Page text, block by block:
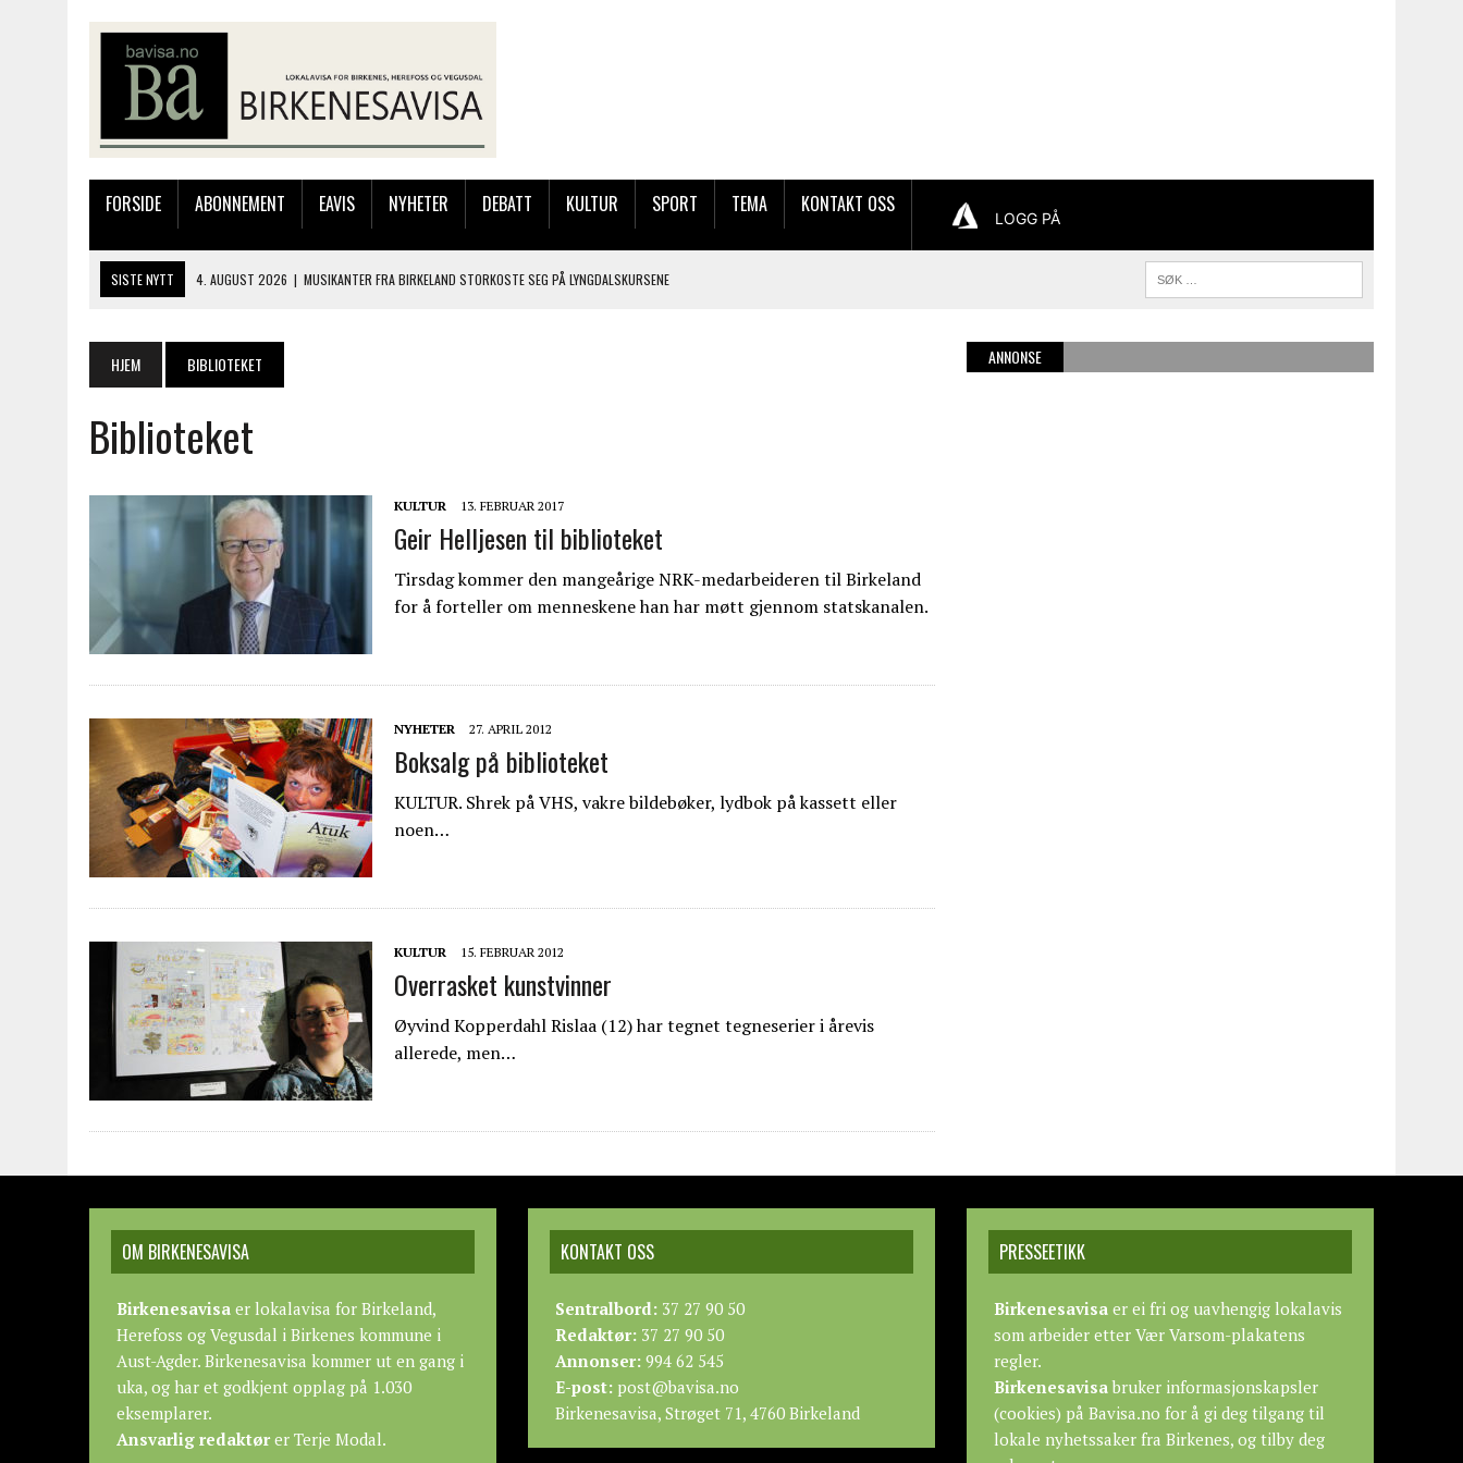
FORSIDE ABONNEMENT EAVIS NYHETER DEBATT KULTUR SPORT TEMA KONTAKT OSS
LOGG PÅ
SISTE NYTT 4. AUGUST 2026 | MUSIKANTER FRA BIRKELAND STORKOSTE SEG PÅ LYNGDALSKURSENE
28. JULI 2026 | JAKOB FRIIS TRIO KOMMER TIL BIRKELAND SØNDAG
4. AUGUST 2026
| SILJE LØLAND STILTE UT I TOLLBODEN – NÅ STILLER HUN UT PÅ SØRLANDSUTSTILLINGEN.
HJEM BIBLIOTEKET
Biblioteket
KULTUR 13. FEBRUAR 2017
Geir Helljesen til biblioteket
Tirsdag kommer den mangeårige NRK-medarbeideren til Birkeland
for å forteller om menneskene han har møtt gjennom statskanalen.
NYHETER 27. APRIL 2012
Boksalg på biblioteket
KULTUR. Shrek på VHS, vakre bildebøker, lydbok på kassett eller
noen…
KULTUR 15. FEBRUAR 2012
Overrasket kunstvinner
Øyvind Kopperdahl Rislaa (12) har tegnet tegneserier i årevis
allerede, men…
ANNONSE
OM BIRKENESAVISA
Birkenesavisa er lokalavisa for Birkeland,
Herefoss og Vegusdal i Birkenes kommune i
Aust-Agder. Birkenesavisa kommer ut en gang i
uka, og har et godkjent opplag på 1.030
eksemplarer.
Ansvarlig redaktører Terje Modal.
KONTAKT OSS
Sentralbord: 37 27 90 50
Redaktør: 37 27 90 50
Annonser: 994 62 545
E-post: post@bavisa.no
Birkenesavisa, Strøget 71, 4760 Birkeland
PRESSEETIKK
Birkenesavisa er ei fri og uavhengig lokalavis
som arbeider etterVær Varsom-plakatens
regler.
Birkenesavisabruker informasjonskapsler
(cookies) på Bavisa.no for å gi deg tilgang til
lokale nyhetssaker fra Birkenes, og tilby deg